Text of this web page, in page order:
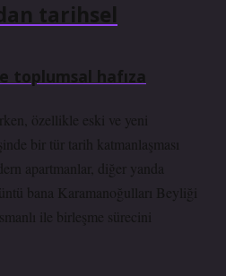
tarihsel
toplumsal hafıza
özellikle eski ve yeni
bir tür tarih katmanlaşması
apartmanlar, diğer yanda
bana Karamanoğulları Beyliği
ile birleşme sürecini